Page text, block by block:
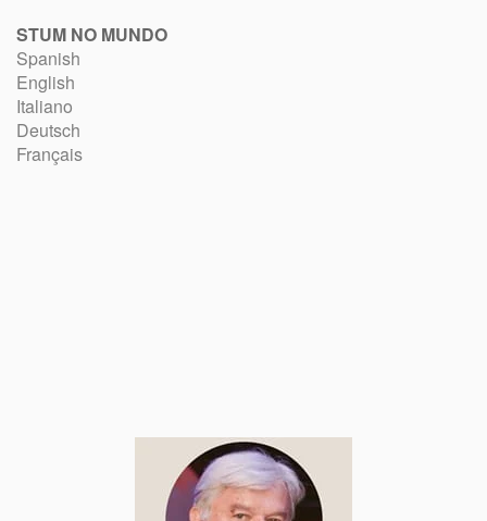
STUM NO MUNDO
Spanish
English
Italiano
Deutsch
Français